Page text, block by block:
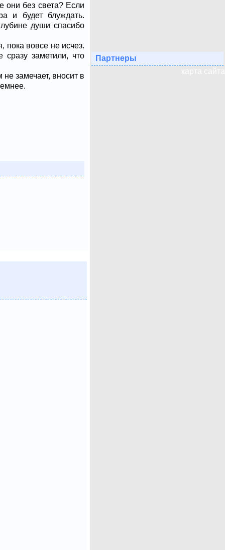
они без света? Если
и будет блуждать.
души спасибо
пока вовсе не исчез.
сразу заметили, что
замечает, вносит в
Партнеры